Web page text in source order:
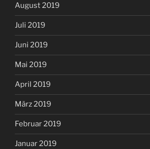
August 2019
Juli 2019
Juni 2019
Mai 2019
April 2019
März 2019
Februar 2019
Januar 2019